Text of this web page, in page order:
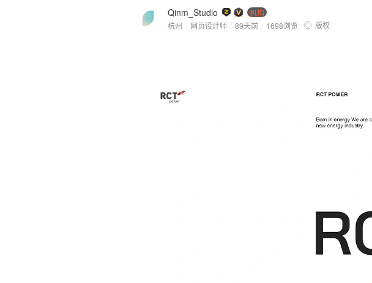
Qinm_Studio
机构
杭州
网页设计师 89天前 1698浏览 版权